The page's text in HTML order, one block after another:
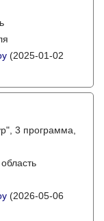
(2025-01-02
3 программа,
(2026-05-06